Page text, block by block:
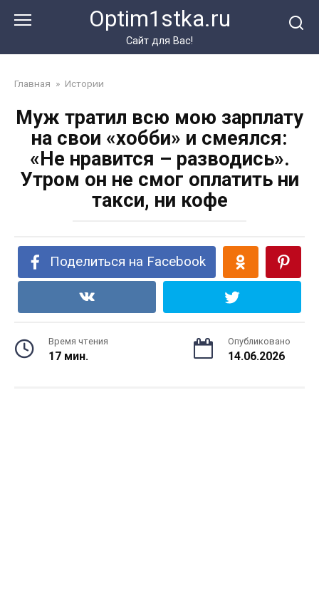
Optim1stka.ru
Сайт для Вас!
Главная » Истории
Муж тратил всю мою зарплату
на свои «хобби» и смеялся:
«Не нравится – разводись».
Утром он не смог оплатить ни
такси, ни кофе
Поделиться на Facebook
Время чтения
17 мин.
Опубликовано
14.06.2026